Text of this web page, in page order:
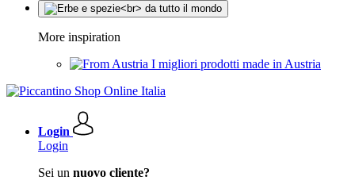
More inspiration
I migliori prodotti made in Austria
Login
Login
Sei un nuovo cliente?